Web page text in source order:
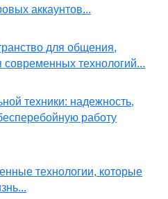
аккаунтов...
для общения,
технологий...
техники: надежность,
работу
технологии, которые